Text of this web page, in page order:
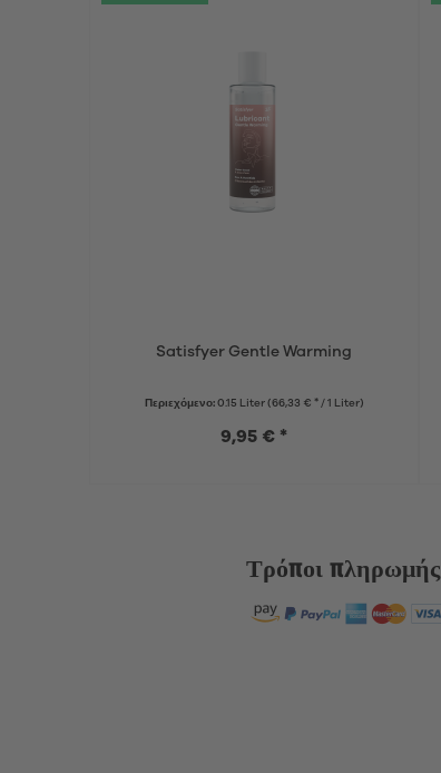
Satisfyer Gentle Warming
Περιεχόμενο: 0.15 Liter (66,33 € * / 1 Liter)
9,95 € *
Τρόποι πληρωμής